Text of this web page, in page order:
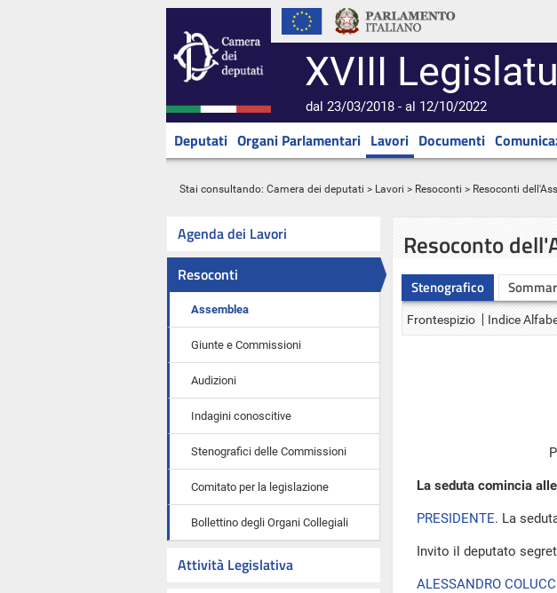
XVIII
dal 23/03/2018 - al 12/10/2022
Deputati Organi Parlamentari Lavori Documenti
Stai consultando: Camera dei deputati > Lavori > Resoconti > Resoconti
Agenda dei Lavori
Resoconti
Assemblea
Giunte e Commissioni
Audizioni
Indagini conoscitive
Stenografici delle Commissioni
Comitato per la legislazione
Bollettino degli Organi Collegiali
Attività Legislativa
Resoconto
Stenografico
Frontespizio Indice
La seduta comincia
PRESIDENTE. La
Invito il deputato
ALESSANDRO